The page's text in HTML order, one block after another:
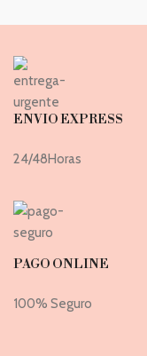
ENVIO EXPRESS
24/48Horas
PAGO ONLINE
100% Seguro